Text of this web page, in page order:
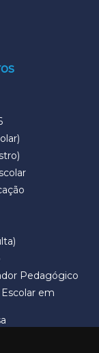
Pedagógico
em